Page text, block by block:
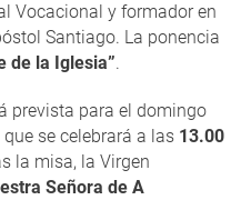
Vocacional y formador en
Santiago. La ponencia
de la Iglesia”.
prevista para el domingo
se celebrará a las 13.00
la misa, la Virgen
Señora de A